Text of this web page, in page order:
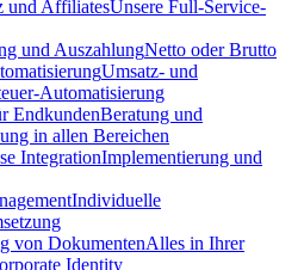
und AffiliatesUnsere Full-Service-
und AuszahlungNetto oder Brutto
Umsatz- und
Automatisierung
EndkundenBeratung und
in allen Bereichen
IntegrationImplementierung und
Individuelle
von DokumentenAlles in Ihrer
Identity